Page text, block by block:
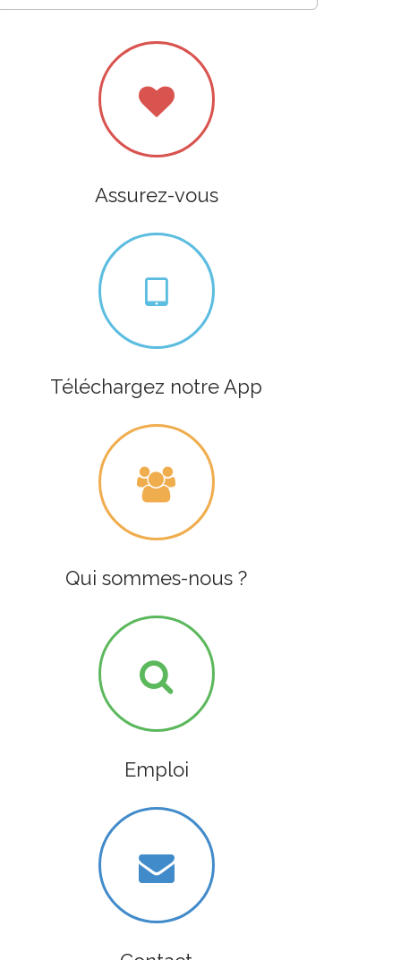
Assurez-vous
Téléchargez notre App
Qui sommes-nous ?
Emploi